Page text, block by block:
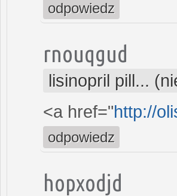
odpowiedz
rnouqgud
lisinopril pill...
<a href="http://
odpowiedz
hopxodjd